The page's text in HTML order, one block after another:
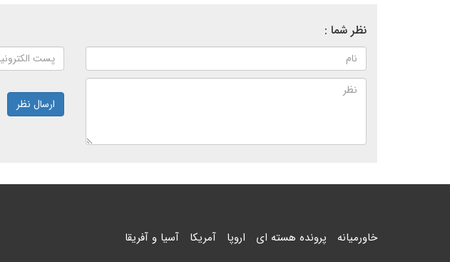
نظر شما :
ارسال نظر
خاورمیانه پرونده هسته ای اروپا آمریکا آسیا و آفریقا